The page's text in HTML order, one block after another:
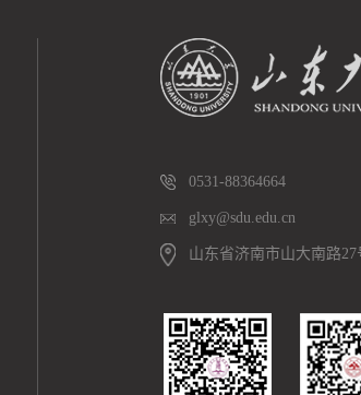
0531-88364664
glxy@sdu.edu.cn
山东省济南市山大南路27